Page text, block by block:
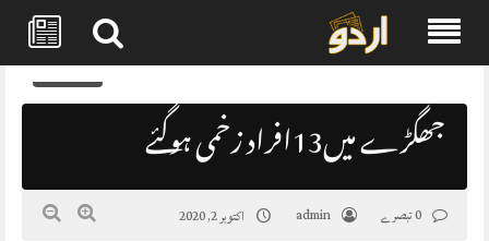
Skip
content
0
جھگڑے میں13افراد زخمی ہوگئے
admin اکتوبر 2, 2020